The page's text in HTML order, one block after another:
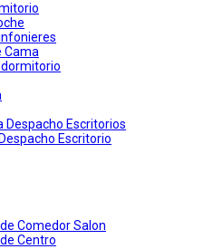
Cama
Despacho Escritorios
Escritorio
Comedor Salon
Centro